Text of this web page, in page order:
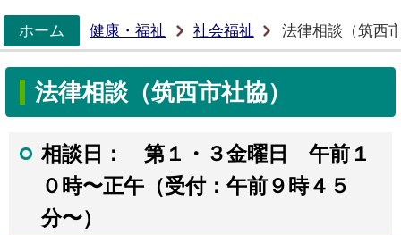
ホーム
健康・福祉 社会福祉 法律相談（筑西
法律相談（筑西市社協）
相談日： 第１・３金曜日 午前１
０時〜正午（受付：午前９時４５
分〜）